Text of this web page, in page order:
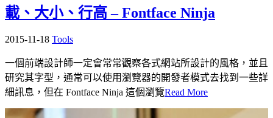
載、大小、行高 – Fontface Ninja
2015-11-18 Tools
一個前端設計師一定會常常觀察各式網站所設計的風格，並且
研究其字型，通常可以使用瀏覽器的開發者模式去找到一些詳
細訊息，但在 Fontface Ninja 這個瀏覽Read More